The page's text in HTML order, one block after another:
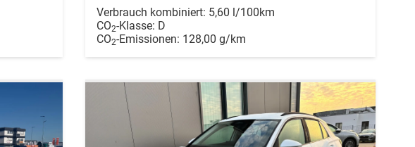
Verbrauch kombiniert: 5,60 l/100km
CO2-Klasse: D
CO2-Emissionen: 128,00 g/km